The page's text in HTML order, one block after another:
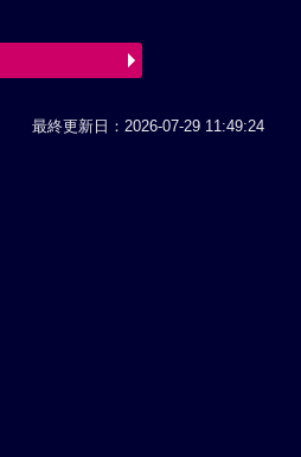
最終更新日：2026-07-29 11:49:24